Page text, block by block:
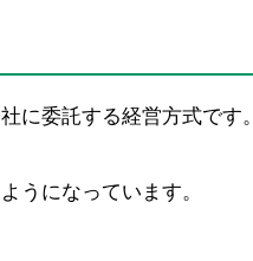
に委託する経営方式です。
うになっています。